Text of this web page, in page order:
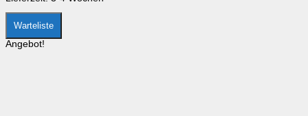
gewählt
werden
Warteliste
Angebot!